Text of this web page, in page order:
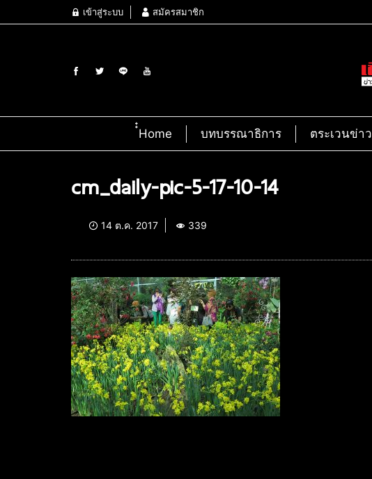
เข้าสู่ระบบ สมัครสมาชิก
๋๋Home บทบรรณาธิการ ตระเวนข่าว
cm_daily-pic-5-17-10-14
14 ต.ค. 2017 339